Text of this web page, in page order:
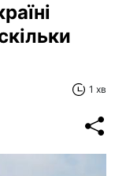
1 хв